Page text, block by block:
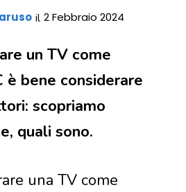
il 2 Febbraio 2024
un TV come
è bene considerare
scopriamo
quali sono.
una TV come